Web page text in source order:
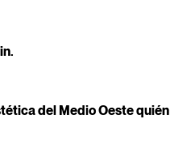
del Medio Oeste